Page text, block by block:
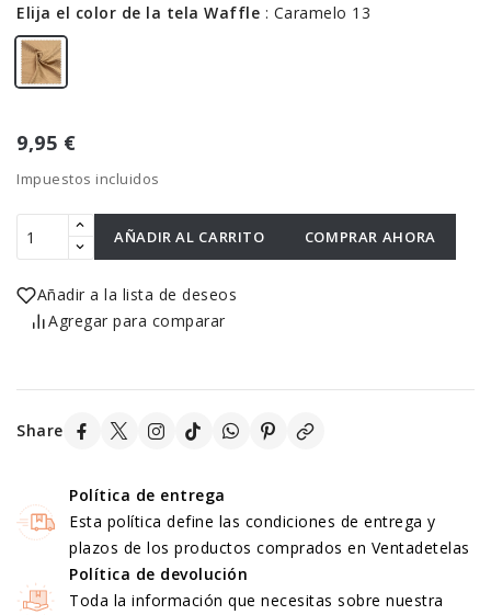
Elija el color de la tela Waffle : Caramelo 13
9,95 €
Impuestos incluidos
AÑADIR AL CARRITO COMPRAR AHORA
Añadir a la lista de deseos
Agregar para comparar
Share
Política de entrega
Esta política define las condiciones de entrega y
plazos de los productos comprados en Ventadetelas
Política de devolución
Toda la información que necesitas sobre nuestra